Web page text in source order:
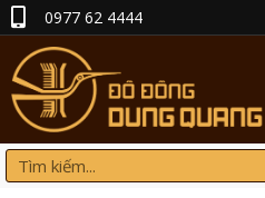
0977 62 4444